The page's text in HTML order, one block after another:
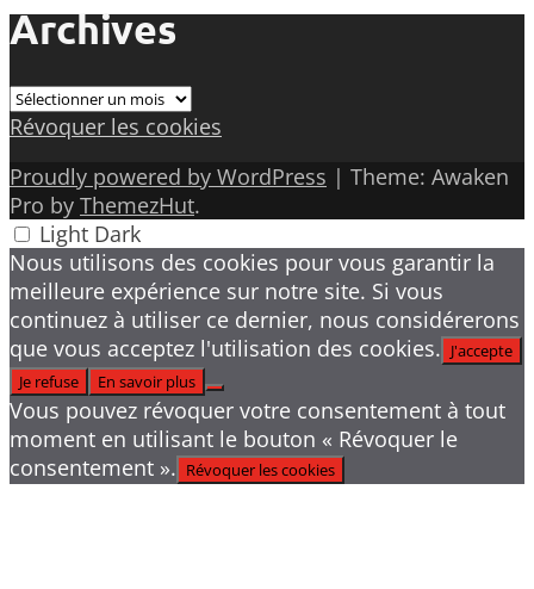
Archives
Archives
Révoquer les cookies
Proudly powered by WordPress | Theme: Awaken
Pro by ThemezHut.
Light Dark
Nous utilisons des cookies pour vous garantir la
meilleure expérience sur notre site. Si vous
continuez à utiliser ce dernier, nous considérerons
que vous acceptez l'utilisation des cookies. J'accepte
Je refuse
En savoir plus
Vous pouvez révoquer votre consentement à tout
moment en utilisant le bouton « Révoquer le
consentement ». Révoquer les cookies